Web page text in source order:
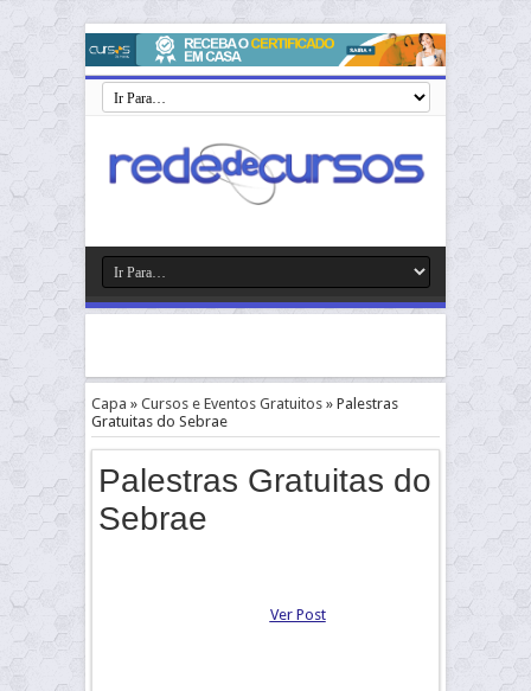
Capa » Cursos e Eventos Gratuitos » Palestras
Gratuitas do Sebrae
Palestras Gratuitas do
Sebrae
Ver Post